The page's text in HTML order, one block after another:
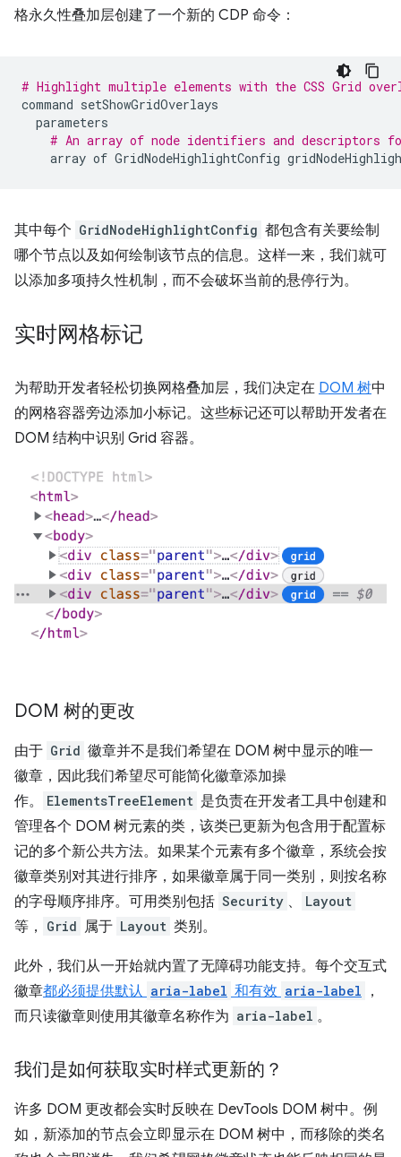
格永久性叠加层创建了一个新的 CDP 命令：
# Highlight multiple elements with the CSS Grid
command setShowGridOverlays
parameters
# An array of node identifiers and descriptors
array of GridNodeHighlightConfig
其中每个 GridNodeHighlightConfig 都包含有关要绘制
哪个节点以及如何绘制该节点的信息。这样一来，我们就可
以添加多项持久性机制，而不会破坏当前的悬停行为。
实时网格标记
为帮助开发者轻松切换网格叠加层，我们决定在 DOM 树中
的网格容器旁边添加小标记。这些标记还可以帮助开发者在
DOM 结构中识别 Grid 容器。
DOM 树的更改
由于 Grid 徽章并不是我们希望在 DOM 树中显示的唯一
徽章，因此我们希望尽可能简化徽章添加操
作。
ElementsTreeElement 是负责在开发者工具中创建和
管理各个 DOM 树元素的类，该类已更新为包含用于配置标
记的多个新公共方法。如果某个元素有多个徽章，系统会按
徽章类别对其进行排序，如果徽章属于同一类别，则按名称
的字母顺序排序。可用类别包括 Security 、 Layout
等， Grid 属于 Layout 类别。
此外，我们从一开始就内置了无障碍功能支持。每个交互式
徽章都必须提供默认 aria-label 和有效 aria-label
，
而只读徽章则使用其徽章名称作为 aria-label 。
我们是如何获取实时样式更新的？
许多 DOM 更改都会实时反映在 DevTools DOM 树中。例
如，新添加的节点会立即显示在 DOM 树中，而移除的类名